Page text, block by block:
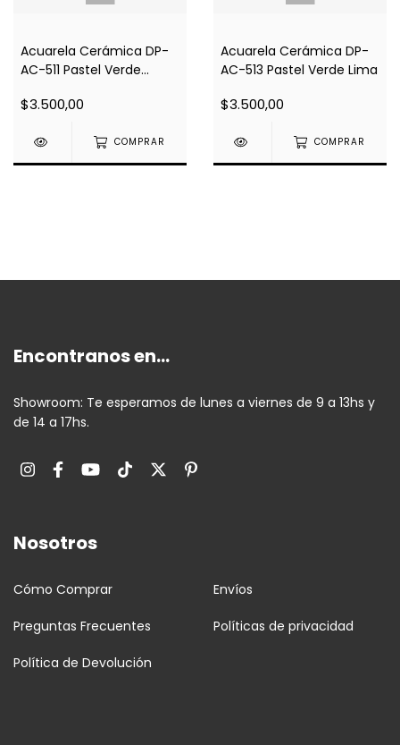
Acuarela Cerámica DP-
AC-511 Pastel Verde
$3.500,00
COMPRAR
Acuarela Cerámica DP-
AC-513 Pastel Verde Lima
$3.500,00
COMPRAR
Encontranos en...
Showroom: Te esperamos de lunes a viernes de 9 a 13hs y
de 14 a 17hs.
Nosotros
Cómo Comprar Envíos
Preguntas Frecuentes Políticas de privacidad
Política de Devolución